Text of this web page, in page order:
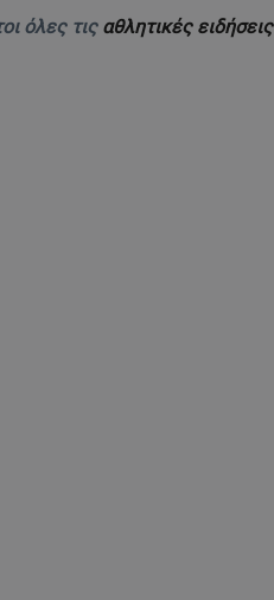
όλες τις αθλητικές ειδήσεις